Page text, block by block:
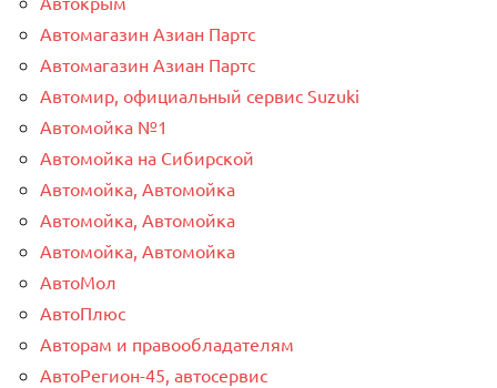
Автомагазин Азиан Партс
Автомагазин Азиан Партс
Автомир, официальный сервис Suzuki
Автомойка №1
Автомойка на Сибирской
Автомойка, Автомойка
Автомойка, Автомойка
Автомойка, Автомойка
АвтоМол
АвтоПлюс
Авторам и правообладателям
АвтоРегион-45, автосервис